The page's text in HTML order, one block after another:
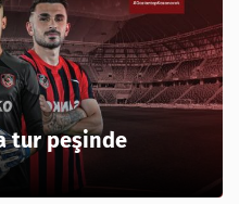
tur peşinde